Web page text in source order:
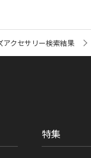
アクセサリー検索結果
特集